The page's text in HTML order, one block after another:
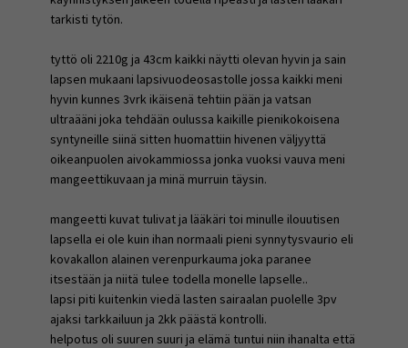
tarkisti tytön.
tyttö oli 2210g ja 43cm kaikki näytti olevan hyvin ja sain
lapsen mukaani lapsivuodeosastolle jossa kaikki meni
hyvin kunnes 3vrk ikäisenä tehtiin pään ja vatsan
ultraääni joka tehdään oulussa kaikille pienikokoisena
syntyneille siinä sitten huomattiin hivenen väljyyttä
oikeanpuolen aivokammiossa jonka vuoksi vauva meni
mangeettikuvaan ja minä murruin täysin.
mangeetti kuvat tulivat ja lääkäri toi minulle ilouutisen
lapsella ei ole kuin ihan normaali pieni synnytysvaurio eli
kovakallon alainen verenpurkauma joka paranee
itsestään ja niitä tulee todella monelle lapselle..
lapsi piti kuitenkin viedä lasten sairaalan puolelle 3pv
ajaksi tarkkailuun ja 2kk päästä kontrolli.
helpotus oli suuren suuri ja elämä tuntui niin ihanalta että